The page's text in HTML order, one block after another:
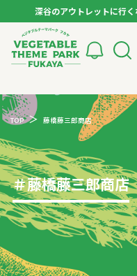
深谷のアウトレットに行
トップページ
モデルコース
スポット
イベント
体験
特集記事
TOP 藤橋藤三郎商店
＃藤橋藤三郎商店